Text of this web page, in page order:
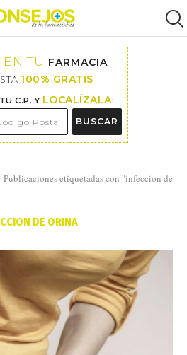
TU FARMACIA
100% GRATIS
C.P. Y LOCALÍZALA:
BUSCAR
Publicaciones etiquetadas con "infeccion de
DE ORINA